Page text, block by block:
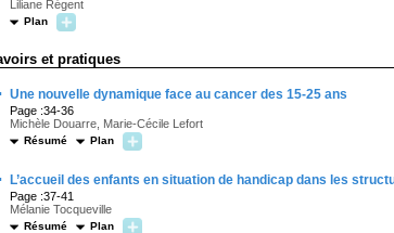
Liliane Régent
Plan
et pratiques
Une nouvelle dynamique face au cancer des 15-25 ans
Page :34-36
Michèle Douarre, Marie-Cécile Lefort
Résumé Plan
L’accueil des enfants en situation de handicap dans les
Page :37-41
Mélanie Tocqueville
Résumé Plan